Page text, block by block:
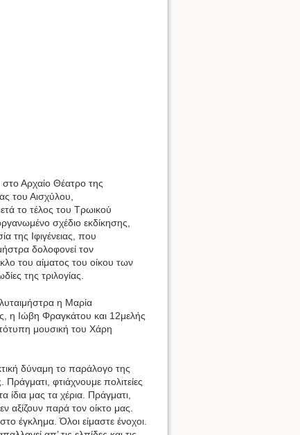
στο Αρχαίο Θέατρο της
του Αισχύλου,
το τέλος του Τρωικού
σχέδιο εκδίκησης,
της Ιφιγένειας, που
δολοφονεί τον
του αίματος του οίκου των
της τριλογίας.
η Μαρία
Ιώβη Φραγκάτου και 12μελής
μουσική του Χάρη
δύναμη το παράλογο της
φτιάχνουμε πολιτείες
ίδια μας τα χέρια. Πράγματι,
αξίζουν παρά τον οίκτο μας.
έγκλημα. Όλοι είμαστε ένοχοι.